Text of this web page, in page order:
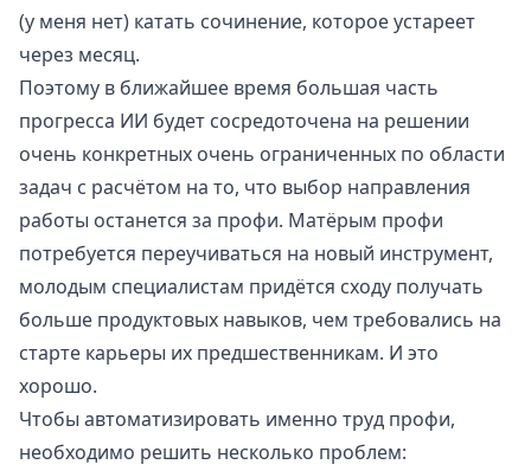
(у меня нет) катать сочинение, которое устареет
через месяц.
Поэтому в ближайшее время большая часть
прогресса ИИ будет сосредоточена на решении
очень конкретных очень ограниченных по области
задач с расчётом на то, что выбор направления
работы останется за профи. Матёрым профи
потребуется переучиваться на новый инструмент,
молодым специалистам придётся сходу получать
больше продуктовых навыков, чем требовались на
старте карьеры их предшественникам. И это
хорошо.
Чтобы автоматизировать именно труд профи,
необходимо решить несколько проблем: